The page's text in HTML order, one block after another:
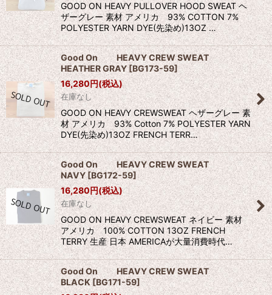
GOOD ON HEAVY PULLOVER HOOD SWEAT ヘ
ザーグレー 素材 アメリカ 93% COTTON 7%
POLYESTER YARN DYE(先染め)13OZ …
Good On HEAVY CREW SWEAT
HEATHER GRAY[BG173-59]
16,280円(税込)
在庫なし
GOOD ON HEAVY CREWSWEAT ヘザーグレー 素
材 アメリカ 93% Cotton 7% POLYESTER YARN
DYE(先染め)13OZ FRENCH TERR…
Good On HEAVY CREW SWEAT
NAVY [BG172-59]
16,280円(税込)
在庫なし
GOOD ON HEAVY CREWSWEAT ネイビー 素材
アメリカ 100% COTTON 13OZ FRENCH
TERRY 生産 日本 AMERICAが大量消費時代…
Good On HEAVY CREW SWEAT
BLACK[BG171-59]